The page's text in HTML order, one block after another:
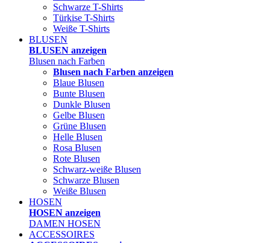
Schwarze T-Shirts
Türkise T-Shirts
Weiße T-Shirts
BLUSEN
BLUSEN anzeigen
Blusen nach Farben
Blusen nach Farben anzeigen
Blaue Blusen
Bunte Blusen
Dunkle Blusen
Gelbe Blusen
Grüne Blusen
Helle Blusen
Rosa Blusen
Rote Blusen
Schwarz-weiße Blusen
Schwarze Blusen
Weiße Blusen
HOSEN
HOSEN anzeigen
DAMEN HOSEN
ACCESSOIRES